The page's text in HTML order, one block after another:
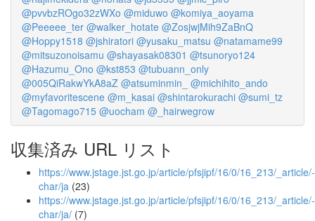
@pvvbzROgo32zWXo @miduwo @komiya_aoyama
@Peeeee_ter @walker_hotate @ZosjwjMih9ZaBnQ
@Hoppy1518 @jshiratori @yusaku_matsu @natamame99
@mitsuzonoisamu @shayasak08301 @tsunoryo124
@Hazumu_Ono @kst853 @tubuann_only
@005QiRakwYkA8aZ @atsuminmin_
@michihito_ando
@myfavoritescene @m_kasai @shintarokurachi @sumi_tz
@Tagomago715 @uocham @_hairwegrow
収集済み URL リスト
https://www.jstage.jst.go.jp/article/pfsjipf/16/0/16_213/_article/-
char/ja (23)
https://www.jstage.jst.go.jp/article/pfsjipf/16/0/16_213/_article/-
char/ja/ (7)